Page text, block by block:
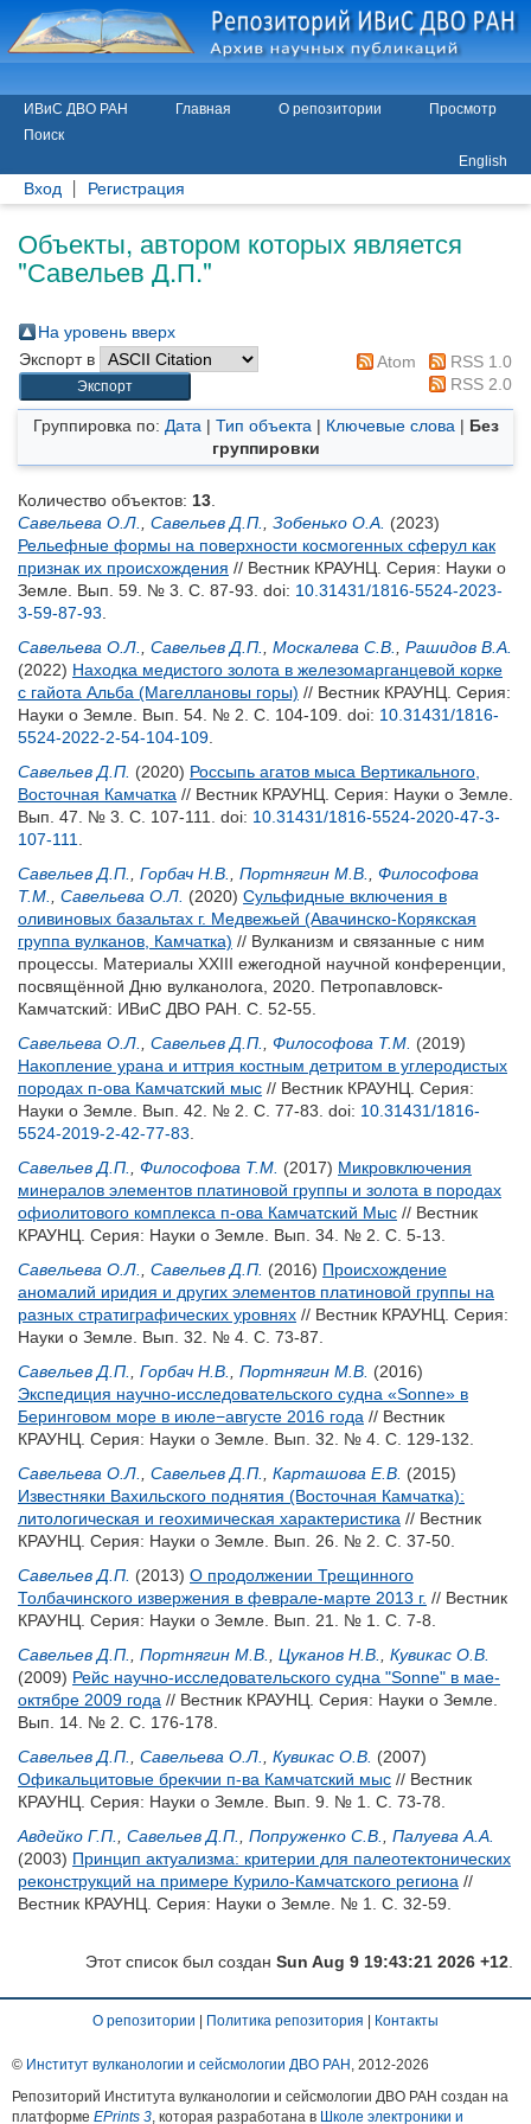
ИВиС ДВО РАН Главная О репозитории
Просмотр
Поиск
English
Вход Регистрация
Объекты, автором которых является
"Савельев Д.П."
На уровень вверх
Экспорт в
Atom
RSS 1.0
RSS 2.0
Группировка по: Дата | Тип объекта | Ключевые слова | Без
группировки
Количество объектов: 13
Савельева О.Л.
Савельев Д.П. Зобенько О.А. (2023)
Рельефные формы на поверхности космогенных сферул как
признак их происхождения // Вестник КРАУНЦ. Серия: Науки о
Земле. Вып. 59. № 3. С. 87-93. doi: 10.31431/1816-5524-2023-
3-59-87-93
Савельева О.Л.
Савельев Д.П. Москалева С.В.
Рашидов В.А.
(2022) Находка медистого золота в железомарганцевой корке
с гайота Альба (Магеллановы горы) // Вестник КРАУНЦ. Серия:
Науки о Земле. Вып. 54. № 2. С. 104-109. doi: 10.31431/1816-
5524-2022-2-54-104-109
Савельев Д.П. (2020) Россыпь агатов мыса Вертикального,
Восточная Камчатка // Вестник КРАУНЦ. Серия: Науки о Земле.
Вып. 47. № 3. С. 107-111. doi: 10.31431/1816-5524-2020-47-3-
107-111
Савельев Д.П.
Горбач Н.В. Портнягин М.В.
Философова
Т.М.
Савельева О.Л. (2020) Сульфидные включения в
оливиновых базальтах г. Медвежьей (Авачинско-Корякская
группа вулканов, Камчатка) // Вулканизм и связанные с ним
процессы. Материалы XXIII ежегодной научной конференции,
посвящённой Дню вулканолога, 2020. Петропавловск-
Камчатский: ИВиС ДВО РАН. С. 52-55.
Савельева О.Л.
Савельев Д.П. Философова Т.М. (2019)
Накопление урана и иттрия костным детритом в углеродистых
породах п-ова Камчатский мыс // Вестник КРАУНЦ. Серия:
Науки о Земле. Вып. 42. № 2. С. 77-83. doi: 10.31431/1816-
5524-2019-2-42-77-83
Савельев Д.П.
Философова Т.М. (2017) Микровключения
минералов элементов платиновой группы и золота в породах
офиолитового комплекса п-ова Камчатский Мыс // Вестник
КРАУНЦ. Серия: Науки о Земле. Вып. 34. № 2. С. 5-13.
Савельева О.Л.
Савельев Д.П. (2016) Происхождение
аномалий иридия и других элементов платиновой группы на
разных стратиграфических уровнях // Вестник КРАУНЦ. Серия:
Науки о Земле. Вып. 32. № 4. С. 73-87.
Савельев Д.П.
Горбач Н.В. Портнягин М.В. (2016)
Экспедиция научно-исследовательского судна «Sonne» в
Беринговом море в июле−августе 2016 года // Вестник
КРАУНЦ. Серия: Науки о Земле. Вып. 32. № 4. С. 129-132.
Савельева О.Л.
Савельев Д.П. Карташова Е.В. (2015)
Известняки Вахильского поднятия (Восточная Камчатка):
литологическая и геохимическая характеристика // Вестник
КРАУНЦ. Серия: Науки о Земле. Вып. 26. № 2. С. 37-50.
Савельев Д.П. (2013) О продолжении Трещинного
Толбачинского извержения в феврале-марте 2013 г. // Вестник
КРАУНЦ. Серия: Науки о Земле. Вып. 21. № 1. С. 7-8.
Савельев Д.П.
Портнягин М.В. Цуканов Н.В.
Кувикас О.В.
(2009) Рейс научно-исследовательского судна "Sonne" в мае-
октябре 2009 года // Вестник КРАУНЦ. Серия: Науки о Земле.
Вып. 14. № 2. С. 176-178.
Савельев Д.П.
Савельева О.Л. Кувикас О.В. (2007)
Офикальцитовые брекчии п-ва Камчатский мыс // Вестник
КРАУНЦ. Серия: Науки о Земле. Вып. 9. № 1. С. 73-78.
Авдейко Г.П.
Савельев Д.П. Попруженко С.В.
Палуева А.А.
(2003) Принцип актуализма: критерии для палеотектонических
реконструкций на примере Курило-Камчатского региона //
Вестник КРАУНЦ. Серия: Науки о Земле. № 1. С. 32-59.
Этот список был создан Sun Aug 9 19:43:21 2026 +12
О репозитории Политика репозитория Контакты
© Институт вулканологии и сейсмологии ДВО РАН , 2012-2026
Репозиторий Института вулканологии и сейсмологии ДВО РАН создан на
платформе EPrints 3, которая разработана в Школе электроники и